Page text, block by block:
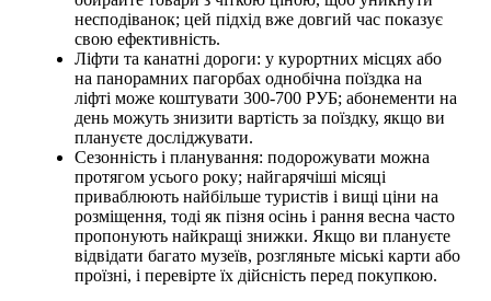
несподіванок; цей підхід вже довгий час показує
свою ефективність.
Ліфти та канатні дороги: у курортних місцях або
на панорамних пагорбах однобічна поїздка на
ліфті може коштувати 300-700 РУБ; абонементи на
день можуть знизити вартість за поїздку, якщо ви
плануєте досліджувати.
Сезонність і планування: подорожувати можна
протягом усього року; найгарячіші місяці
приваблюють найбільше туристів і вищі ціни на
розміщення, тоді як пізня осінь і рання весна часто
пропонують найкращі знижки. Якщо ви плануєте
відвідати багато музеїв, розгляньте міські карти або
проїзні, і перевірте їх дійсність перед покупкою.